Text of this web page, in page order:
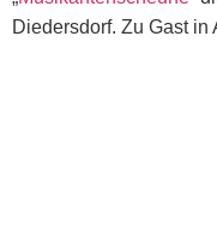
Diedersdorf. Zu Gast in